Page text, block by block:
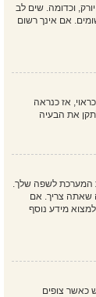
וכדומה. שים לב
אם אינך רשום
אז כנראה
את הבעיה
המערכת לשפה שלך.
שאתה צריך. אם
מידע נוסף
כאשר צופים